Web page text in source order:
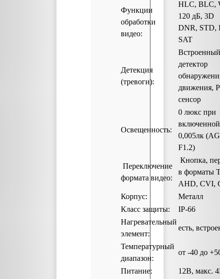
Функции
обработки
видео:
HLC, BLC,
120 дБ, 3D
DNR, STD,
SAT
Детекция
(тревоги):
Встроенный
детектор
движения,
сенсор
Освещенность:
0 люкс при
0,005лк
F1.2)
Переключение
формата видео:
Кнопка,
в форматы
AHD, CVI,
Корпус:
Металл
Класс защиты:
IP-66
Нагревательный
элемент:
есть,
Температурный
диапазон:
от -40 до
Питание:
12В, макс.